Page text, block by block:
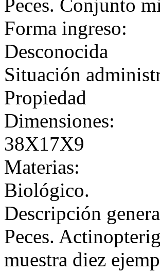
Peces. Conjunto
Forma ingreso:
Desconocida
Situación
Propiedad
Dimensiones:
38X17X9
Materias:
Biológico.
Descripción
Peces.
muestra diez